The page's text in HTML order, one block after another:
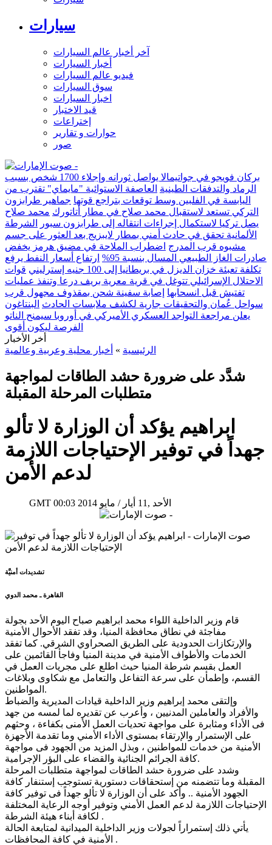
سيارات
آخر أخبار عالم السيارات
أخبار السيارات
فيديو عالم السيارات
سوق السيارات
اخبار السيارات
قيد الاختبار
إختراعات
حوارات و تقارير
صور
بركان فويجو في جواتيمالا يواصل ثورانه وإجلاء 1700 شخص بسبب
الرماد والتدفقات الطينية العاصفة الاستوائية "مايماي" تقترب من
اليابسة في الفلبين وسط توقعات بتراجع قوتها جماهير طرابزون
التركي تستعد لاستقبال محمد صلاح في مطار أتاتورك محمد صلاح
يصل تركيا لاستكمال إجراءات انتقاله إلى طرابزون سبور
الشرطة
الألمانية تحقق في حادث أمني بمطار لايبزيج بعد العثور على جسم
مشبوه قرب المدرج اضطراب الملاحة في مضيق هرمز يخفض
صادرات الغاز الطبيعي المسال بنسبة 95%
ارتفاع أسعار النفط يرفع
تكلفة تعبئة خزان الديزل في بريطانيا إلى 100 جنيه إسترليني
قوات
الاحتلال الإسرائيلي تتوغل في قرية معرية بريف درعا وتنفذ عمليات
تفتيش قبل انسحابها إصابة سفينة شحن بمقذوف مجهول قرب
سواحل عُمان والتحقيقات جارية لكشف ملابسات الحادث البنتاغون
يعلن مراجعة التواجد العسكري الأميركي في أوروبا سيمنح الناتو
الفرصة ليكون أقوى
أخر الأخبار
الرئيسية » أخبار محلية وعربية وعالمية
شدَّد على ضرورة حشد الطاقات لمواجهة
متطلبات المرحلة المقبلة
ابراهيم يؤكد أن الوزارة لا تألو
جهداً في توفير الإحتياجات اللازمة
لدعم الأمن
GMT 00:03 2014 الأحد ,11 أيار / مايو
تشديدات أمنيَّة
القاهرة ـ محمد الدوي
قام وزير الداخلية اللواء محمد ابراهيم صباح اليوم الأحد بجولة
مفاجئة في نطاق محافظة المنيا، وقد تفقد الأحوال الأمنية
والإرتكازات الحدودية على الطريق الصحراوي الشرقي. كما تفقد
الخدمات والأطواف الأمنية في مدينة المنيا وفاجأ القائمين على
العمل بقسم شرطة المنيا حيث اطلع على مجريات العمل في
القسم، وإطمأن على سرعة التفاعل والتعامل مع شكاوى وبلاغات
المواطنين.
وإلتقى محمد إبراهيم وزير الداخلية قيادات المديرية والضباط
والأفراد والعاملين المدنيين ، وأعرب عن تقديره لما لمسه من جهد
فى الأداء ومثابرة على مواجهة تحديات العمل الأمنى بكفاءة ، وحثهم
على الإستمرار والإرتقاء بمستوى الأداء الأمني وما تقدمة الأجهزة
الأمنية من خدمات للمواطنين ، وبذل المزيد من الجهود فى مواجهة
كافة الجرائم الجنائية والقضاء على البؤر الإجرامية.
وشدد على ضرورة حشد الطاقات لمواجهة متطلبات المرحلة
المقبلة وما تتضمنه من إستحقاقات دستورية تستوجب إستنفار كافة
الجهود الأمنية .. وأكد على أن الوزارة لا تألو جهداً فى توفير كافة
الإحتياجات اللازمة لدعم العمل الأمني وتوفير أوجه الرعاية المختلفة
لكافة أبناء هيئة الشرطة .
يأتي ذلك إستمراراً لجولات وزير الداخلية الميدانية لمتابعة الحالة
الأمنية في كافة المحافظات .